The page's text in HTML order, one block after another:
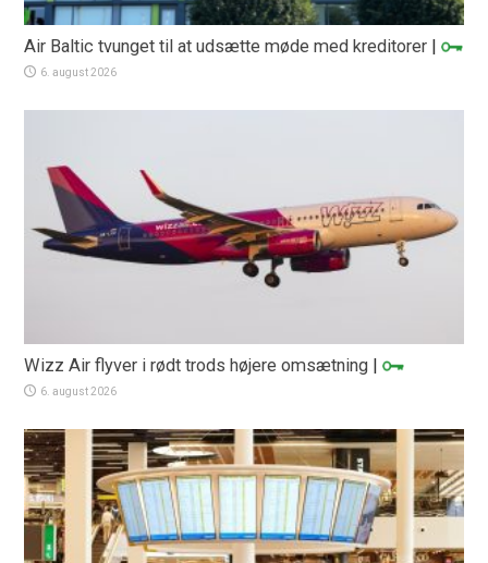
Air Baltic tvunget til at udsætte møde med kreditorer |
6. august 2026
Wizz Air flyver i rødt trods højere omsætning |
6. august 2026